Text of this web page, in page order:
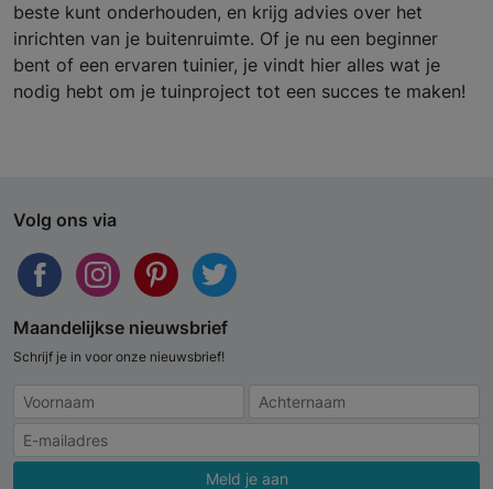
beste kunt onderhouden, en krijg advies over het
inrichten van je buitenruimte. Of je nu een beginner
bent of een ervaren tuinier, je vindt hier alles wat je
nodig hebt om je tuinproject tot een succes te maken!
Volg ons via
Maandelijkse nieuwsbrief
Schrijf je in voor onze nieuwsbrief!
Meld je aan